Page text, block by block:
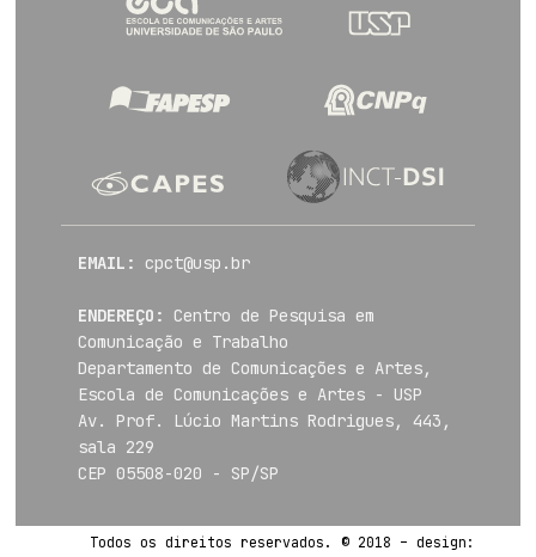
EMAIL: cpct@usp.br
ENDEREÇO:
Centro de Pesquisa em
Comunicação e Trabalho
Departamento de Comunicações e Artes,
Escola de Comunicações e Artes - USP
Av. Prof. Lúcio Martins Rodrigues, 443,
sala 229
CEP 05508-020 - SP/SP
Todos os direitos reservados. © 2018 – design: